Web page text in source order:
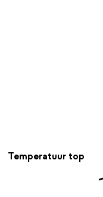
Temperatuur top